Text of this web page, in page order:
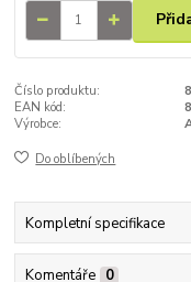
Číslo produktu:
EAN kód:
Výrobce:
Do oblíbených
Kompletní specifikace
Komentáře 0